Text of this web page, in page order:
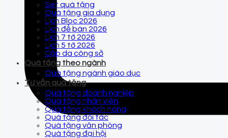
Set quà tặng
Quà tặng gia dụng
Lịch Bloc 2026
Lịch để bàn 2026
Lịch 7 tờ 2026
Lịch 5 tờ 2026
Cặp da công sở
Quà tặng theo ngành
Quà tặng ngành giáo dục
Tư vấn quà tặng
Quà tặng doanh nghiệp
Quà tặng nhân viên
Quà tặng khách hàng
Quà tặng đối tác
Quà tặng văn phòng
Quà tặng đại hội